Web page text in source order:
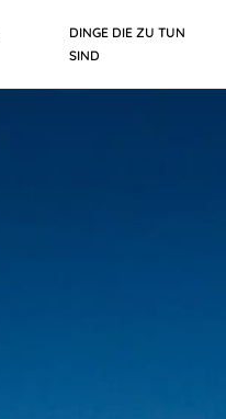
DINGE DIE ZU TUN
SIND